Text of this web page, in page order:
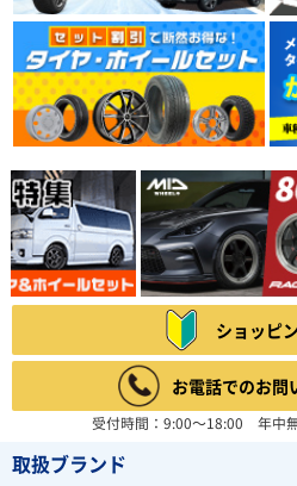
ショッピ
お電話でのお問
受付時間：9:00～18:00 年中
取扱ブランド